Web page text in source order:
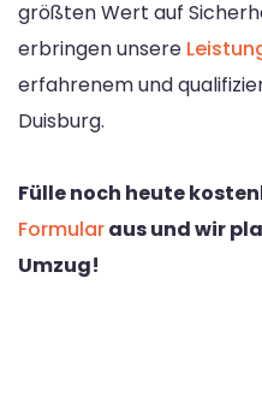
größten Wert auf
erbringen unsere
erfahrenem und
Duisburg.
Fülle noch heute
Formularaus und wir
Umzug!